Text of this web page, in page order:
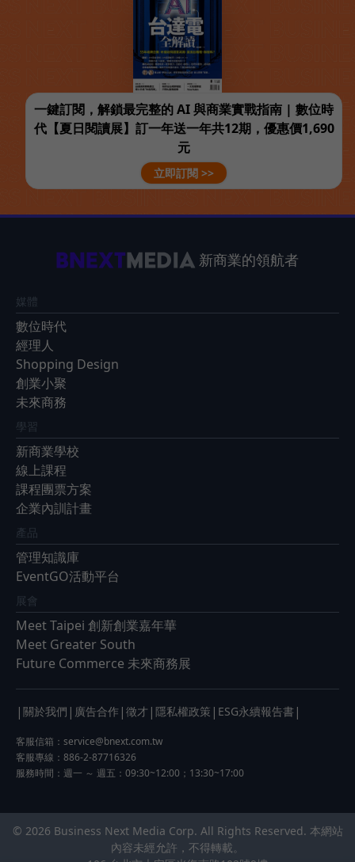
一鍵訂閱，解鎖最完整的 AI 與商業實戰指南 | 數位時
代【夏日閱讀展】訂一年送一年共12期，優惠價1,690
元
立即訂閱 >>
新商業的領航者
媒體
數位時代
經理人
Shopping Design
創業小聚
未來商務
學習
新商業學校
線上課程
課程團票方案
企業內訓計畫
產品
管理知識庫
EventGO活動平台
展會
Meet Taipei 創新創業嘉年華
Meet Greater South
Future Commerce 未來商務展
| 關於我們 | 廣告合作 | 徵才 | 隱私權政策 | ESG永續報告書 |
客服信箱： service@bnext.com.tw
客服專線：886-2-87716326
服務時間：週一 ～ 週五：09:30~12:00；13:30~17:00
© 2026 Business Next Media Corp. All Rights Reserved. 本網站
內容未經允許，不得轉載。